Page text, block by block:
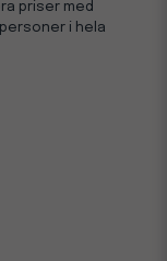
priser med
i hela